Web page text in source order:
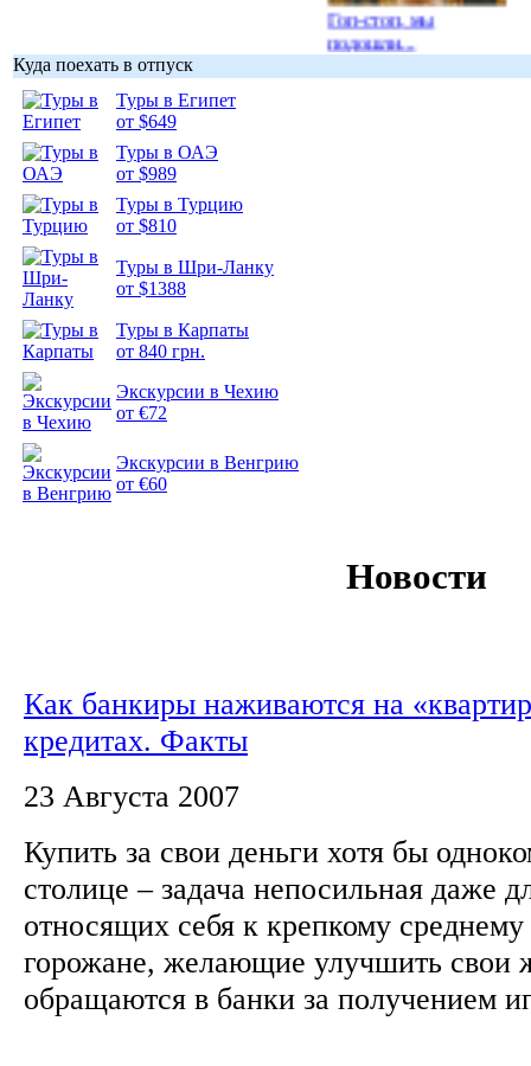
Гоп-стоп, мы
подошли...
Куда поехать в отпуск
Туры в Египет
от $649
Туры в ОАЭ
от $989
Туры в Турцию
от $810
Туры в Шри-Ланку
от $1388
Туры в Карпаты
от 840 грн.
Экскурсии в Чехию
от €72
Экскурсии в Венгрию
от €60
Новости
Как банкиры наживаются на
кредитах. Факты
23 Августа 2007
Купить за свои деньги хотя бы
столице – задача непосильная даже
относящих себя к крепкому
горожане, желающие улучшить свои
обращаются в банки за получением